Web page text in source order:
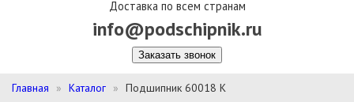
Доставка по всем странам
info@podschipnik.ru
Заказать звонок
Главная Каталог Подшипник 60018 К